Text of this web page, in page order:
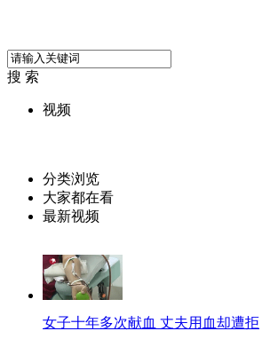
搜 索
视频
分类浏览
大家都在看
最新视频
女子十年多次献血 丈夫用血却遭拒